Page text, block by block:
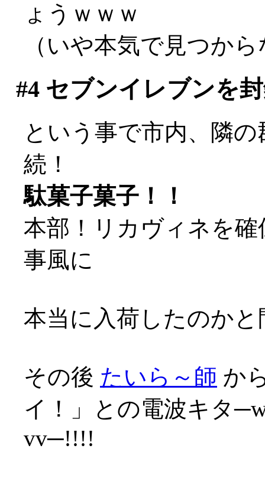
ょうｗｗｗ
（いや本気で見つか
#4セブンイレブンを
という事で市内、隣
続！
駄菓子菓子！！
本部！リカヴィネを
事風に
本当に入荷したのか
その後 たいら～師 か
イ！」との電波キタ
vv─!!!!